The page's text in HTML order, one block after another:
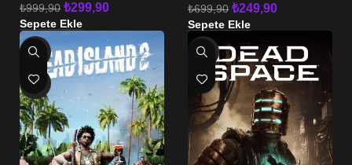
₺999,90 ₺299,90
Sepete Ekle
₺699,90 ₺249,90
Sepete Ekle
-80%
HOT
-79%